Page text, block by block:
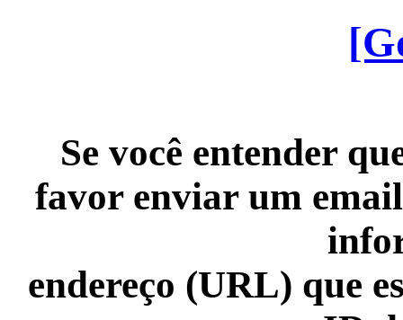
Se você entender
favor enviar um
endereço (URL) que